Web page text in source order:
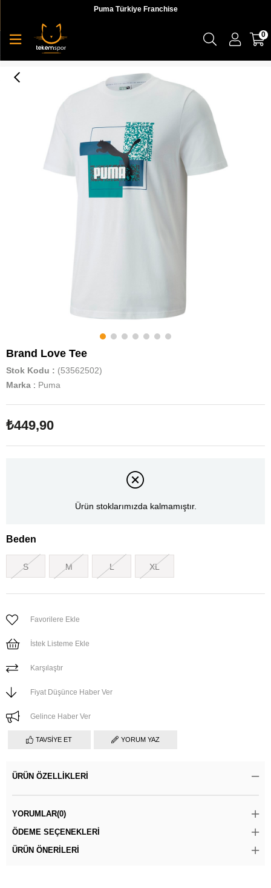
Puma Türkiye Franchise
0
Brand Love Tee
Stok Kodu
(53562502)
Marka : Puma
₺449,90
Ürün stoklarımızda kalmamıştır.
Beden
S M L XL
Favorilere Ekle
İstek Listeme Ekle
Karşılaştır
Fiyat Düşünce Haber Ver
Gelince Haber Ver
TAVSIYE ET YORUM YAZ
ÜRÜN ÖZELLIKLERI
YORUMLAR(0)
ÖDEME SEÇENEKLERI
ÜRÜN ÖNERILERI